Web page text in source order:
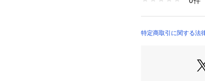
・空紡糸天竺を使
い
7835134011 （ショ
特定商取引に関する法